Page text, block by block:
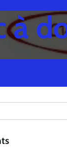
à